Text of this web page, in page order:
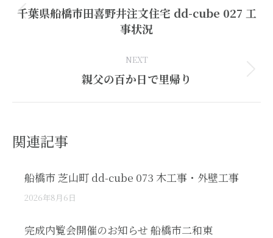
Previous
post:
千葉県船橋市田喜野井注文住宅 dd-cube 027 工
事状況
NEXT
Next
親父の百か日で里帰り
関連記事
船橋市 芝山町 dd-cube 073 木工事・外壁工事
2026年8月6日
完成内覧会開催のお知らせ 船橋市二和東